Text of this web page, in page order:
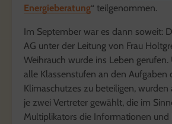
Energieberatung“ teilgenommen.
Im September war es dann soweit:
AG unter der Leitung von Frau
Weihrauch wurde ins Leben
alle Klassenstufen an den Aufgaben
Klimaschutzes zu beteiligen, wurden
je zwei Vertreter gewählt, die im
Multiplikators die Informationen und